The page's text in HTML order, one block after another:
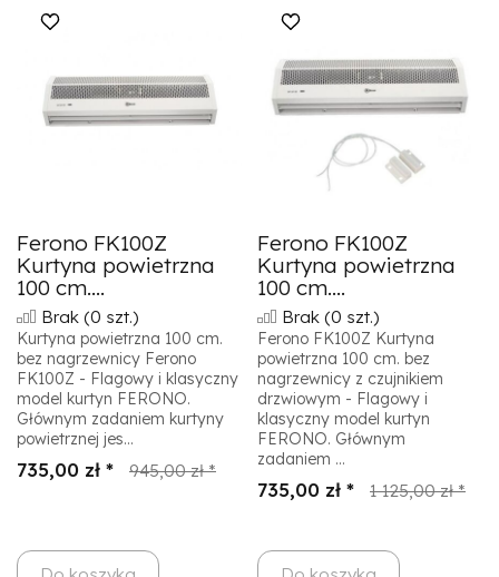
Ferono FK100Z
Kurtyna powietrzna
100 cm....
Brak (0 szt.)
Kurtyna powietrzna 100 cm.
bez nagrzewnicy Ferono
FK100Z - Flagowy i klasyczny
model kurtyn FERONO.
Głównym zadaniem kurtyny
powietrznej jes...
735,00 zł * 945,00 zł *
Ferono FK100Z
Kurtyna powietrzna
100 cm....
Brak (0 szt.)
Ferono FK100Z Kurtyna
powietrzna 100 cm. bez
nagrzewnicy z czujnikiem
drzwiowym - Flagowy i
klasyczny model kurtyn
FERONO. Głównym
zadaniem ...
735,00 zł * 1 125,00 zł *